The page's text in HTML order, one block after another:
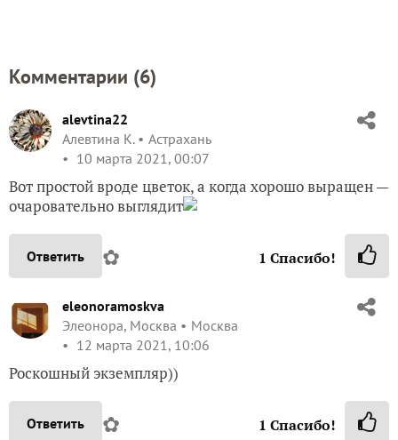
Комментарии (6)
alevtina22
Алевтина К.
Астрахань
10 марта 2021, 00:07
Вот простой вроде цветок, а когда хорошо выращен —
очаровательно выглядит
Ответить ✿ 1 Спасибо!
eleonoramoskva
Элеонора, Москва
Москва
12 марта 2021, 10:06
Роскошный экземпляр))
Ответить ✿ 1 Спасибо!